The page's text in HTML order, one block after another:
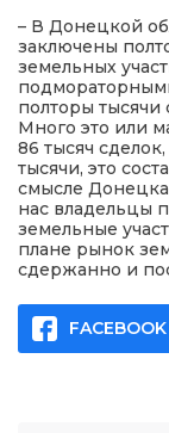
– В Донецкой
заключены
земельных
полторы тысячи
Много это или
86 тысяч
тысячи, это
смысле
нас владельцы
земельные
плане рынок
сдержанно и
FACEBOOK